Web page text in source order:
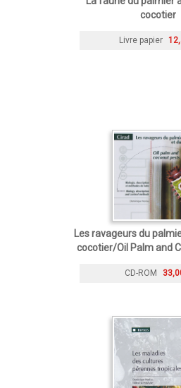
cocotier
Livre papier
Les ravageurs du
cocotier/Oil Palm and
CD-ROM